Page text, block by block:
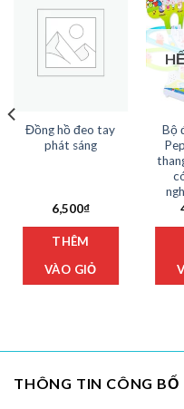
Đồng hồ đeo tay
phát sáng
6,500₫
THÊM
VÀO GIỎ
Bộ
THÔNG TIN CÔNG BỐ